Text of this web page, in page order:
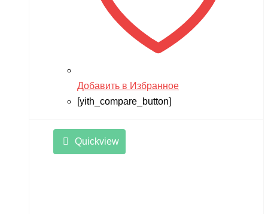
Добавить в Избранное
[yith_compare_button]
Quickview